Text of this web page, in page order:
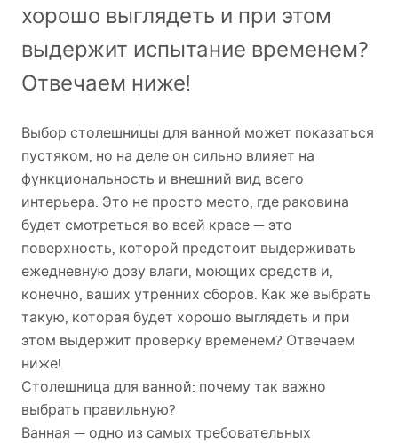
хорошо выглядеть и при этом
выдержит испытание временем?
Отвечаем ниже!
Выбор столешницы для ванной может показаться
пустяком, но на деле он сильно влияет на
функциональность и внешний вид всего
интерьера. Это не просто место, где раковина
будет смотреться во всей красе — это
поверхность, которой предстоит выдерживать
ежедневную дозу влаги, моющих средств и,
конечно, ваших утренних сборов. Как же выбрать
такую, которая будет хорошо выглядеть и при
этом выдержит проверку временем? Отвечаем
ниже!
Столешница для ванной: почему так важно
выбрать правильную?
Ванная — одно из самых требовательных